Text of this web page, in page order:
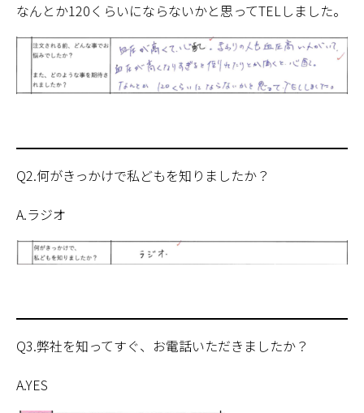
なんとか120くらいにならないかと思ってTELしました。
Q2.何がきっかけで私どもを知りましたか？
A.ラジオ
Q3.弊社を知ってすぐ、お電話いただきましたか？
A.YES